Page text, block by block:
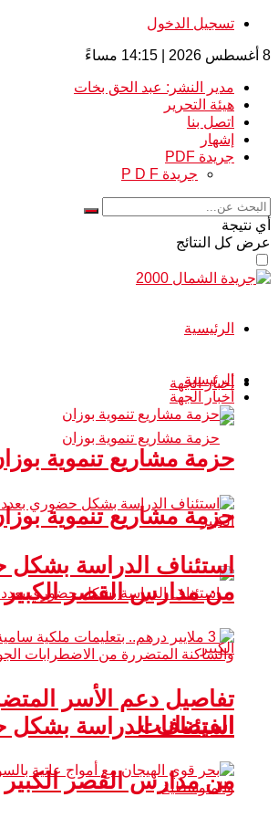
تسجيل الدخول
8 أغسطس 2026 | 14:15 مساءً
مدير النشر: عبد الحق بخات
هيئة التحرير
اتصل بنا
إشهار
جريدة PDF
جريدة P D F
أي نتيجة
عرض كل النتائج
الرئيسية
أخبار الجهة
حزمة مشاريع تنموية
استئناف الدراسة
من مدارس القصر الكبير
الرئيسية
أخبار الجهة
حزمة مشاريع تنموية
استئناف الدراسة بشكل
من مدارس القصر الكبير
تفاصيل دعم الأسر
الفيضانات